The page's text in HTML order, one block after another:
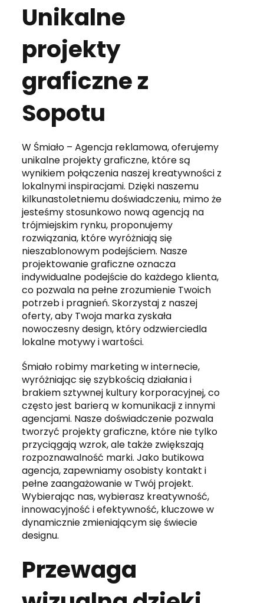
Unikalne
projekty
graficzne z
Sopotu
W Śmiało – Agencja reklamowa, oferujemy
unikalne projekty graficzne, które są
wynikiem połączenia naszej kreatywności z
lokalnymi inspiracjami. Dzięki naszemu
kilkunastoletniemu doświadczeniu, mimo że
jesteśmy stosunkowo nową agencją na
trójmiejskim rynku, proponujemy
rozwiązania, które wyróżniają się
nieszablonowym podejściem. Nasze
projektowanie graficzne oznacza
indywidualne podejście do każdego klienta,
co pozwala na pełne zrozumienie Twoich
potrzeb i pragnień. Skorzystaj z naszej
oferty, aby Twoja marka zyskała
nowoczesny design, który odzwierciedla
lokalne motywy i wartości.
Śmiało robimy marketing w internecie,
wyróżniając się szybkością działania i
brakiem sztywnej kultury korporacyjnej, co
często jest barierą w komunikacji z innymi
agencjami. Nasze doświadczenie pozwala
tworzyć projekty graficzne, które nie tylko
przyciągają wzrok, ale także zwiększają
rozpoznawalność marki. Jako butikowa
agencja, zapewniamy osobisty kontakt i
pełne zaangażowanie w Twój projekt.
Wybierając nas, wybierasz kreatywność,
innowacyjność i efektywność, kluczowe w
dynamicznie zmieniającym się świecie
designu.
Przewaga